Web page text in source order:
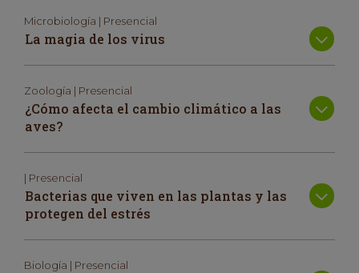
Microbiología | Presencial
La magia de los virus
Zoología | Presencial
¿Cómo afecta el cambio climático a las
aves?
| Presencial
Bacterias que viven en las plantas y las
protegen del estrés
Biología | Presencial